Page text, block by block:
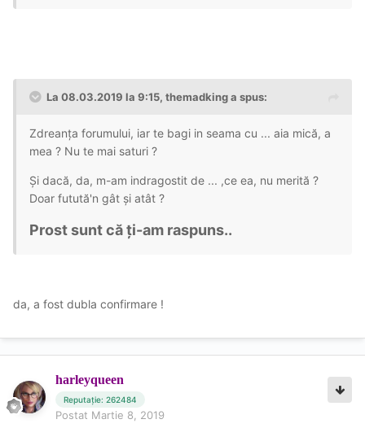
La 08.03.2019 la 9:15, themadking a spus:
Zdreanța forumului, iar te bagi in seama cu ... aia mică, a
mea ? Nu te mai saturi ?
Şi dacă, da, m-am indragostit de ... ,ce ea, nu merită ?
Doar futută'n gât şi atât ?
Prost sunt că ți-am raspuns..
da, a fost dubla confirmare !
harleyqueen
Reputație: 262484
Postat Martie 8, 2019